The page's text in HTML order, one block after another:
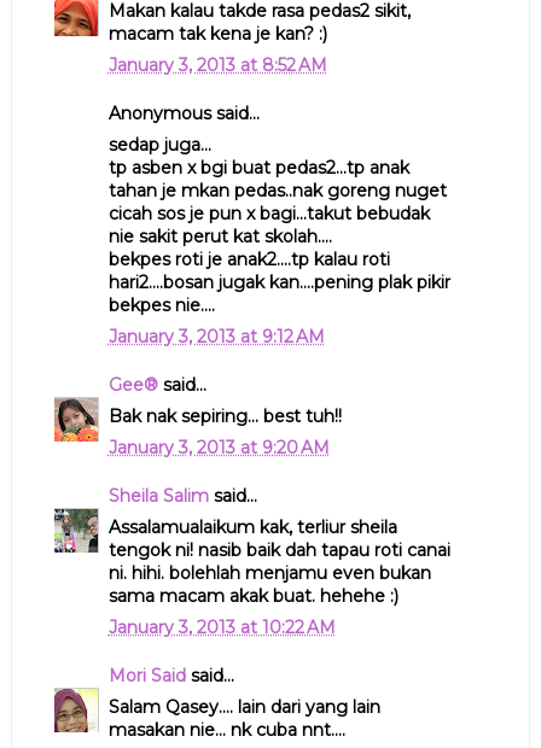
Makan kalau takde rasa pedas2 sikit,
macam tak kena je kan? :)
January 3, 2013 at 8:52 AM
Anonymous said...
sedap juga...
tp asben x bgi buat pedas2...tp anak
tahan je mkan pedas..nak goreng nuget
cicah sos je pun x bagi...takut bebudak
nie sakit perut kat skolah....
bekpes roti je anak2....tp kalau roti
hari2....bosan jugak kan....pening plak pikir
bekpes nie....
January 3, 2013 at 9:12 AM
Gee®said...
Bak nak sepiring... best tuh!!
January 3, 2013 at 9:20 AM
Sheila Salimsaid...
Assalamualaikum kak, terliur sheila
tengok ni! nasib baik dah tapau roti canai
ni. hihi. bolehlah menjamu even bukan
sama macam akak buat. hehehe :)
January 3, 2013 at 10:22 AM
Mori Saidsaid...
Salam Qasey.... lain dari yang lain
masakan nie... nk cuba nnt....